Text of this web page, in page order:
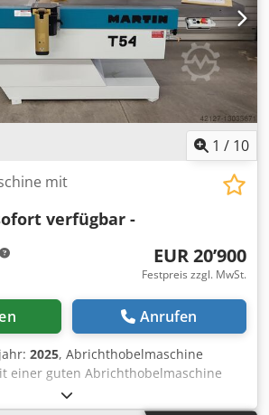
1 / 10
mit
verfügbar -
EUR 20’900
Festpreis zzgl. MwSt.
Anrufen
2025, Abrichthobelmaschine
einer guten Abrichthobelmaschine
perfekte Grundlagen. Genau mit
die T54 entwickelt. Sie